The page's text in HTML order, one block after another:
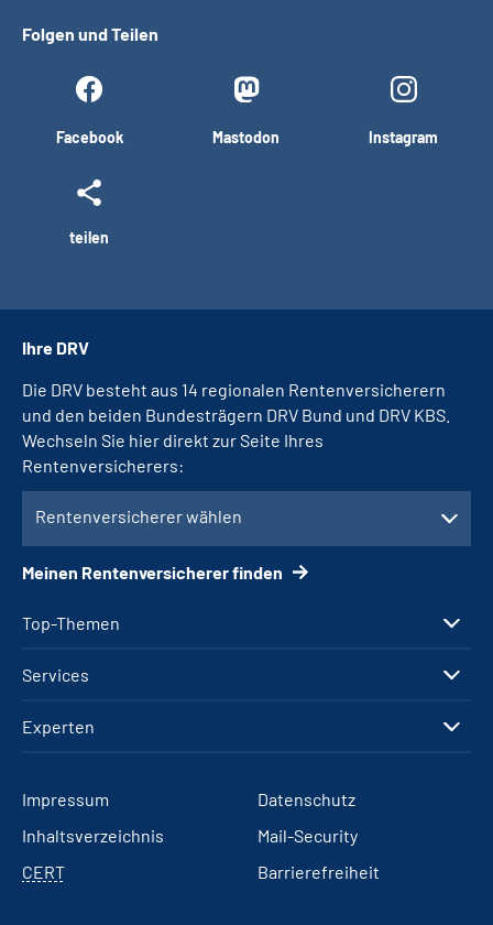
Folgen und Teilen
Facebook Mastodon Instagram
teilen
Top-Themen
Services
Experten
Ihre DRV
Die DRV besteht aus 14 regionalen Rentenversicherern
und den beiden Bundesträgern DRV Bund und DRV KBS.
Wechseln Sie hier direkt zur Seite Ihres
Rentenversicherers:
Rentenversicherer wählen
Meinen Rentenversicherer finden
Impressum
Datenschutz
Inhaltsverzeichnis
Mail-Security
CERT
Barrierefreiheit